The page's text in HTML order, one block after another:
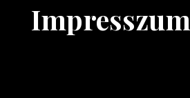
Impresszum